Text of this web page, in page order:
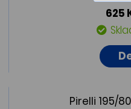
625
Pirelli 195/